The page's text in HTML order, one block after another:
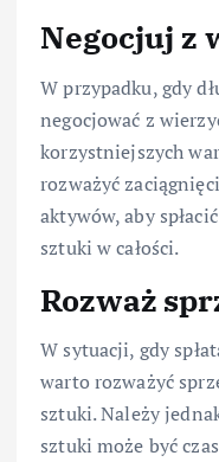
Negocjuj z
W przypadku, gdy
negocjować z
korzystniejszych
rozważyć
aktywów, aby
sztuki w całości.
Rozważ
W sytuacji, gdy
warto rozważyć
sztuki. Należy
sztuki może być